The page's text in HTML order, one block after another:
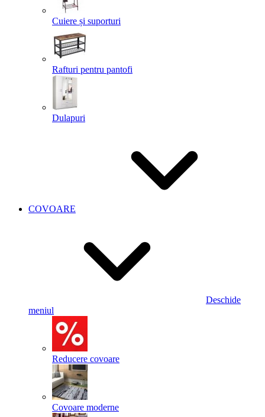
Cuiere și suporturi
Rafturi pentru pantofi
Dulapuri
COVOARE
Deschide
meniul
Reducere covoare
Covoare moderne